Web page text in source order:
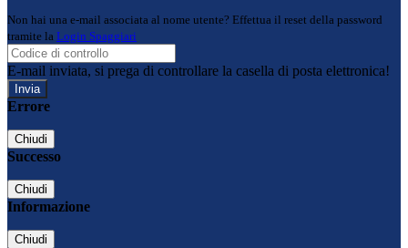
Non hai una e-mail associata al nome utente? Effettua il reset della password
tramite la Login Spaggiari
E-mail inviata, si prega di controllare la casella di posta elettronica!
Errore
Chiudi
Successo
Chiudi
Informazione
Chiudi